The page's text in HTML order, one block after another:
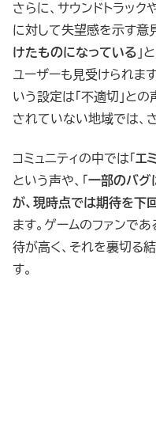
さらに、サウンドトラッ
に対して失望感を示す意見
けたものになっている 」
ユーザーも見受けられま
いう設定は「不適切」と
されていない地域では、
コミュニティの中では「 エ
という声や、「 一部のバグ
が、現時点では期待を下
ます。ゲームのファンで
待が高く、それを裏切る
す。